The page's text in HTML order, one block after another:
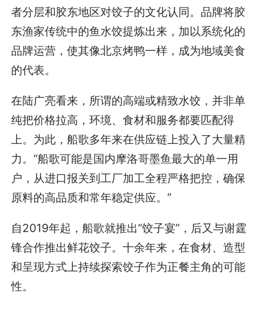
者分层和胶东地区对饺子的文化认同。品牌将胶
东渔家传统中的鱼水饺提炼出来，加以系统化的
品牌运营，使其像北京烤鸭一样，成为地域美食
的代表。
在陆广亮看来，所谓的高端或精致水饺，并非单
纯把价格拉高，环境、食材和服务都要匹配得
上。为此，船歌多年来在供应链上投入了大量精
力。“船歌可能是国内摩洛哥墨鱼最大的单一用
户，从进口报关到工厂加工全程严格把控，确保
原料的高品质和常年稳定供应。”
自2019年起，船歌就推出“饺子宴”，后又与谢霆
锋合作推出鲜花饺子。十余年来，在食材、造型
和呈现方式上持续探索饺子作为正餐主角的可能
性。